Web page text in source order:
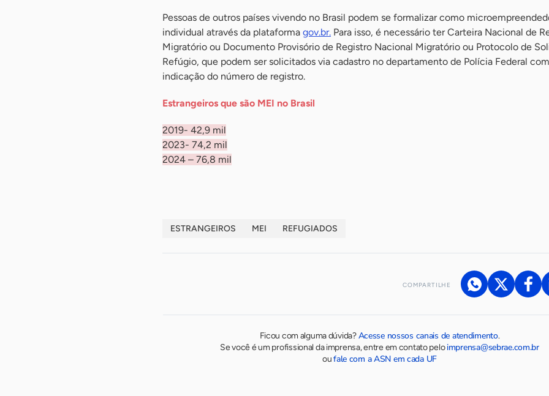
Pessoas de outros países vivendo no Brasil podem se formalizar como
individual através da plataforma gov.br. Para isso, é necessário ter Carteira Nacional de
Migratório ou Documento Provisório de Registro Nacional Migratório ou Protocolo de
Refúgio, que podem ser solicitados via cadastro no departamento de Polícia Federal
indicação do número de registro.
Estrangeiros que são MEI no Brasil
2019- 42,9 mil
2023- 74,2 mil
2024 – 76,8 mil
ESTRANGEIROS MEI REFUGIADOS
COMPARTILHE
Ficou com alguma dúvida?Acesse nossos canais de atendimento.
Se você é um profissional da imprensa, entre em contato peloimprensa@sebrae.com.br
oufale com a ASN em cada UF